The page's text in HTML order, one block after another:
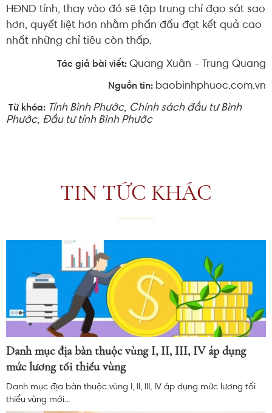
HĐND tỉnh, thay vào đó sẽ tập trung chỉ đạo sát sao
hơn, quyết liệt hơn nhằm phấn đấu đạt kết quả cao
nhất những chỉ tiêu còn thấp.
Tác giả bài viết: Quang Xuân - Trung Quang
Nguồn tin: baobinhphuoc.com.vn
Từ khóa: Tỉnh Bình Phước, Chính sách đầu tư Bình
Phước, Đầu tư tỉnh Bình Phước
TIN TỨC KHÁC
Danh mục địa bàn thuộc vùng I, II, III, IV áp dụng
mức lương tối thiểu vùng
Danh mục địa bàn thuộc vùng I, II, III, IV áp dụng mức lương tối
thiểu vùng mới...